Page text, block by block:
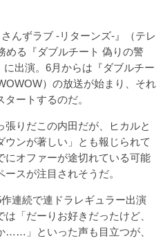
んずラブ -リターンズ-』（テレ
める『ダブルチート 偽りの警
出演。6月からは『ダブルチー
）の放送が始まり、それ
ートするのだ。
りだこの内田だが、ヒカルと
ンが著しい」とも報じられて
にオファーが途切れている可能
スが注目されそうだ。
連続で連ドラレギュラー出演
「だーりお好きだったけど、
……」といった声も目立つが、